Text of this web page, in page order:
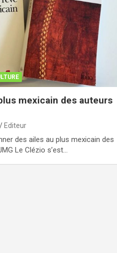
mexicain des auteurs
Editeur
des ailes au plus mexicain des
Le Clézio s’est…